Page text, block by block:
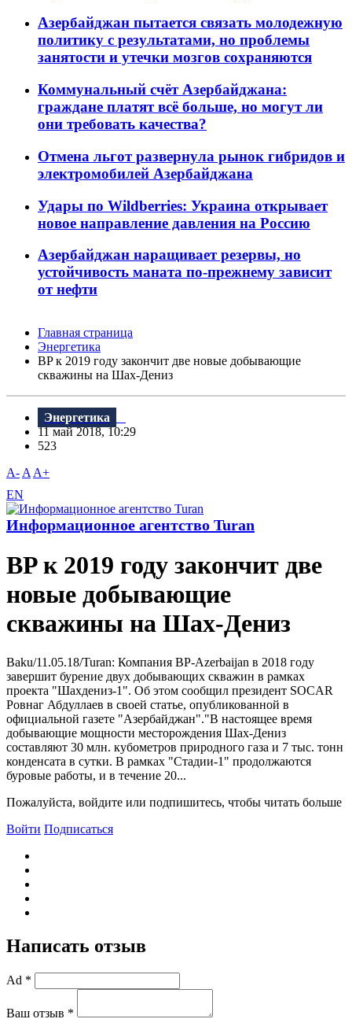
Азербайджан пытается связать молодежную
политику с результатами, но проблемы
занятости и утечки мозгов сохраняются
Коммунальный счёт Азербайджана:
граждане платят всё больше, но могут ли
они требовать качества?
Отмена льгот развернула рынок гибридов и
электромобилей Азербайджана
Удары по Wildberries: Украина открывает
новое направление давления на Россию
Азербайджан наращивает резервы, но
устойчивость маната по-прежнему зависит
от нефти
Главная страница
Энергетика
BP к 2019 году закончит две новые добывающие
скважины на Шах-Дениз
Энергетика
11 май 2018, 10:29
523
A- A A+
EN
Информационное агентство Turan
BP к 2019 году закончит две
новые добывающие
скважины на Шах-Дениз
Baku/11.05.18/Turan: Компания BP-Azerbaijan в 2018 году
завершит бурение двух добывающих скважин в рамках
проекта "Шахдениз-1". Об этом сообщил президент SOCAR
Ровнаг Абдуллаев в своей статье, опубликованной в
официальной газете "Азербайджан"."B настоящее время
добывающие мощности месторождения Шах-Дениз
составляют 30 млн. кубометров природного газа и 7 тыс. тонн
конденсата в сутки. B рамках "Стадии-1" продолжаются
буровые работы, и в течение 20...
Пожалуйста, войдите или подпишитесь, чтобы читать больше
Войти Подписаться
Написать отзыв
Ad *
Ваш отзыв *